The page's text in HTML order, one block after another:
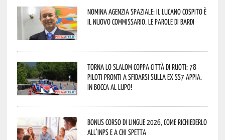
Nomina Agenzia Spaziale: il lucano Cospito è
il nuovo commissario. Le parole di Bardi
Torna lo Slalom Coppa Città di Ruoti: 78
piloti pronti a sfidarsi sulla ex SS7 Appia.
In bocca al lupo!
Bonus corso di lingue 2026, come richiederlo
all’INPS e a chi spetta